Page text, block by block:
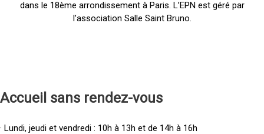
dans le 18ème arrondissement à Paris. L’EPN est géré par
l’association Salle Saint Bruno.
Accueil sans rendez-vous
· Lundi, jeudi et vendredi : 10h à 13h et de 14h à 16h